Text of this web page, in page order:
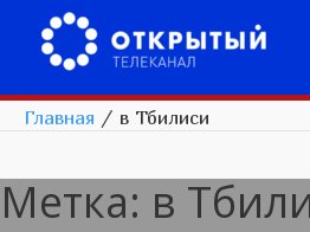
Главная / в Тбилиси
Метка: в